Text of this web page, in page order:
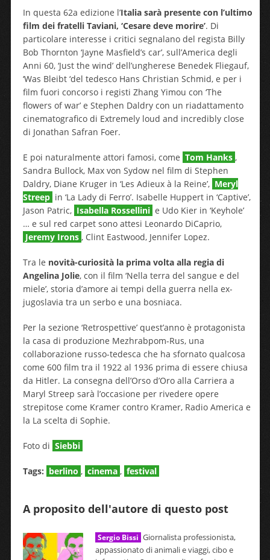
In questa 62a edizione l’Italia sarà presente con l’ultimo
film dei fratelli Taviani, ‘Cesare deve morire’. Di
particolare interesse i critici segnalano del regista Billy
Bob Thornton ‘Jayne Masfield’s car’, sull’America degli
Anni 60, ‘Just the wind’ dell’ungherese Benedek Fliegauf,
‘Was Bleibt ‘del tedesco Hans Christian Schmid, e per i
film fuori concorso i registi Zhang Yimou con ‘The
flowers of war’ e Stephen Daldry con un riadattamento
cinematografico di Extremely loud and incredibly close
di Jonathan Safran Foer.
E poi naturalmente attori famosi, come Tom Hanks ,
Sandra Bullock, Max von Sydow nel film di Stephen
Daldry, Diane Kruger in ‘Les Adieux à la Reine’, Meryl
Streep in ‘La Lady di Ferro’. Isabelle Huppert in ‘Captive’,
Jason Patric, Isabella Rossellini e Udo Kier in ‘Keyhole’
… e sul red carpet sono attesi Leonardo DiCaprio,
Jeremy Irons , Clint Eastwood, Jennifer Lopez.
Tra le novità-curiosità la prima volta alla regia di
Angelina Jolie, con il film ‘Nella terra del sangue e del
miele’, storia d’amore ai tempi della guerra nella ex-
jugoslavia tra un serbo e una bosniaca.
Per la sezione ‘Retrospettive’ quest’anno è protagonista
la casa di produzione Mezhrabpom-Rus, una
collaborazione russo-tedesca che ha sfornato qualcosa
come 600 film tra il 1922 al 1936 prima di essere chiusa
da Hitler. La consegna dell’Orso d’Oro alla Carriera a
Maryl Streep sarà l’occasione per rivedere opere
strepitose come Kramer contro Kramer, Radio America e
la La scelta di Sophie.
Foto di Siebbi
Tags: berlino , cinema , festival
A proposito dell'autore di questo post
Sergio Bissi Giornalista professionista,
appassionato di animali e viaggi, cibo e